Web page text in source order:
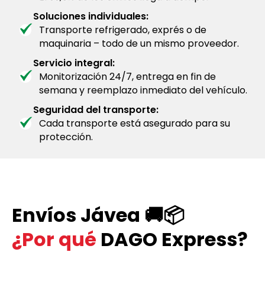
Soluciones individuales:
Transporte refrigerado, exprés o de
maquinaria – todo de un mismo proveedor.
Servicio integral:
Monitorización 24/7, entrega en fin de
semana y reemplazo inmediato del vehículo.
Seguridad del transporte:
Cada transporte está asegurado para su
protección.
Envíos Jávea 🚚📦
¿Por qué DAGO Express?